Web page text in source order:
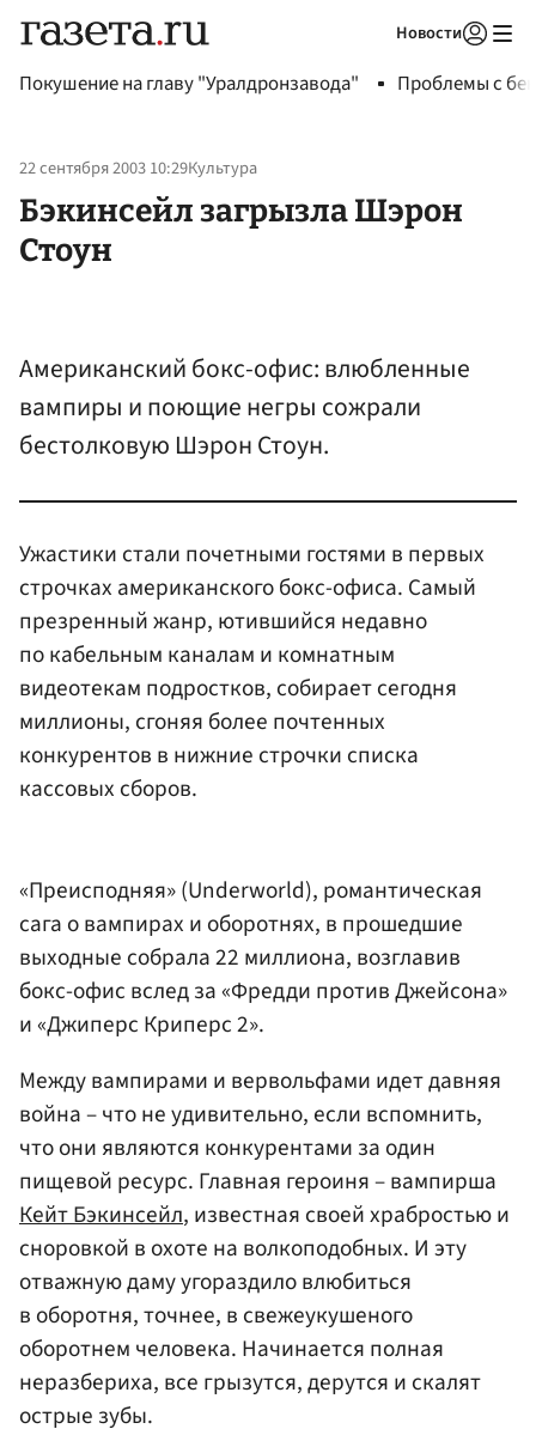
Новости
Покушение на главу "Уралдронзавода" Проблемы с
22 сентября 2003 10:29Культура
Бэкинсейл загрызла Шэрон
Стоун
Американский бокс-офис: влюбленные
вампиры и поющие негры сожрали
бестолковую Шэрон Стоун.
Ужастики стали почетными гостями в первых
строчках американского бокс-офиса. Самый
презренный жанр, ютившийся недавно
по кабельным каналам и комнатным
видеотекам подростков, собирает сегодня
миллионы, сгоняя более почтенных
конкурентов в нижние строчки списка
кассовых сборов.
«Преисподняя» (Underworld), романтическая
сага о вампирах и оборотнях, в прошедшие
выходные собрала 22 миллиона, возглавив
бокс-офис вслед за «Фредди против Джейсона»
и «Джиперс Криперс 2».
Между вампирами и вервольфами идет давняя
война – что не удивительно, если вспомнить,
что они являются конкурентами за один
пищевой ресурс. Главная героиня – вампирша
Кейт Бэкинсейл, известная своей храбростью и
сноровкой в охоте на волкоподобных. И эту
отважную даму угораздило влюбиться
в оборотня, точнее, в свежеукушеного
оборотнем человека. Начинается полная
неразбериха, все грызутся, дерутся и скалят
острые зубы.